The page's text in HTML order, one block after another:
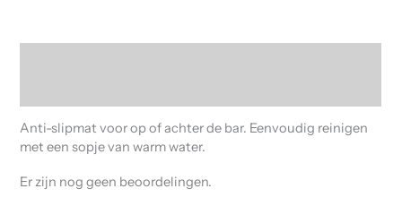
Anti-slipmat voor op of achter de bar. Eenvoudig reinigen
met een sopje van warm water.
Er zijn nog geen beoordelingen.